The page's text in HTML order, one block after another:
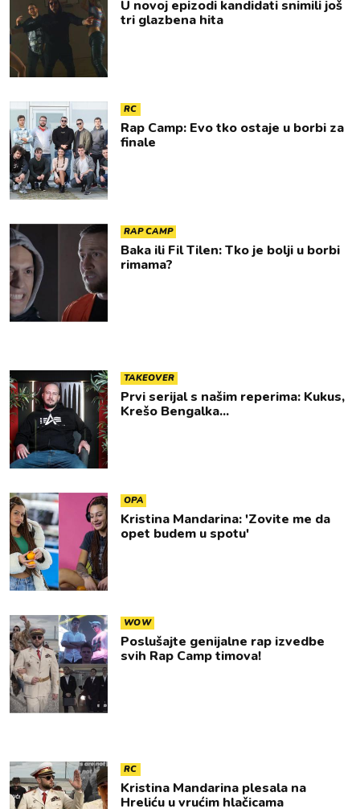
U novoj epizodi kandidati snimili još
tri glazbena hita
RC
Rap Camp: Evo tko ostaje u borbi za
finale
RAP CAMP
Baka ili Fil Tilen: Tko je bolji u borbi
rimama?
TAKEOVER
Prvi serijal s našim reperima: Kukus,
Krešo Bengalka...
OPA
Kristina Mandarina: 'Zovite me da
opet budem u spotu'
WOW
Poslušajte genijalne rap izvedbe
svih Rap Camp timova!
RC
Kristina Mandarina plesala na
Hreliću u vrućim hlačicama